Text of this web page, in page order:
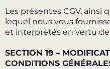
Les présentes CGV,
lequel nous vous
et interprétés en vertu
SECTION 19 –
CONDITIONS